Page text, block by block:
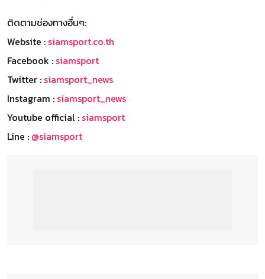
ติดตามช่องทางอื่นๆ:
Website : siamsport.co.th
Facebook : siamsport
Twitter : siamsport_news
Instagram : siamsport_news
Youtube official : siamsport
Line : @siamsport